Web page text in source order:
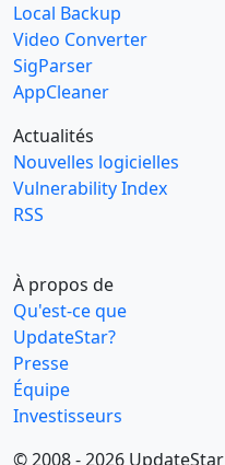
Local Backup
Video Converter
SigParser
AppCleaner
Actualités
Nouvelles logicielles
Vulnerability Index
RSS
À propos de
Qu'est-ce que
UpdateStar?
Presse
Équipe
Investisseurs
© 2008 - 2026 UpdateStar